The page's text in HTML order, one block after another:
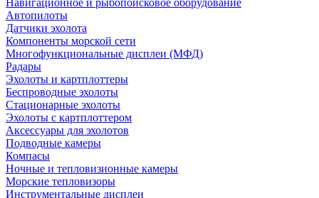
Навигационное и рыбопоисковое оборудование
Автопилоты
Датчики эхолота
Компоненты морской сети
Многофункциональные дисплеи (МФД)
Радары
Эхолоты и картплоттеры
Беспроводные эхолоты
Стационарные эхолоты
Эхолоты с картплоттером
Аксессуары для эхолотов
Подводные камеры
Компасы
Ночные и тепловизионные камеры
Морские тепловизоры
Инструментальные дисплеи